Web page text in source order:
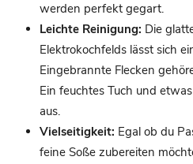
werden perfekt gegart.
Leichte Reinigung: Die
Elektrokochfelds lässt sich
Eingebrannte Flecken
Ein feuchtes Tuch und
aus.
Vielseitigkeit: Egal ob du
feine Soße zubereiten